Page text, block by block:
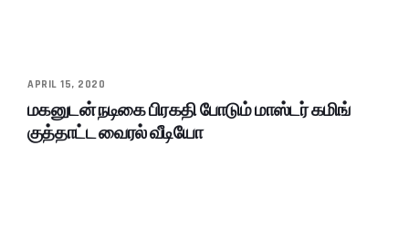
APRIL 15, 2020
மகனுடன் நடிகை பிரகதி போடும் மாஸ்டர் கமிங்
குத்தாட்ட வைரல் வீடியோ